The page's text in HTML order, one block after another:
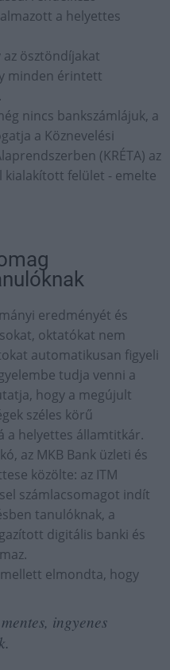
a helyettes
ösztöndíjakat
minden érintett
nincs bankszámlájuk, a
a Köznevelési
(KRÉTA) az
kialakított felület - emelte
eredményét és
oktatókat nem
automatikusan figyeli
tudja venni a
hogy a megújult
széles körű
a helyettes államtitkár.
az MKB Bank üzleti és
közölte: az ITM
számlacsomagot indít
tanulóknak, a
digitális banki és
elmondta, hogy
ingyenes